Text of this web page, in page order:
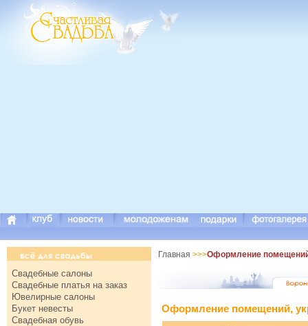
Свадебные салоны
Свадебные платья на заказ
Ювелирные салоны
Букет невесты
Свадебная обувь
Главная >>>Оформление
Оформление помещений,